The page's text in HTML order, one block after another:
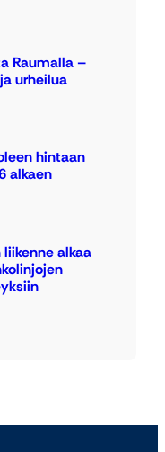
Raumalla –
urheilua
hintaan
alkaen
alkaa